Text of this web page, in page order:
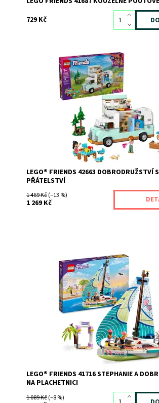
729 Kč
Vydejte se za dobrodružstvím s
užije si spoustu zábavy.
Dostupnost:
Momentálně nedostupné
12189
LEGO
LEGO® FRIENDS 42663 DOBRODRUŽSTVÍ
PŘÁTELSTVÍ
1 469 Kč(–13 %)
1 269 Kč
Rozšiřte dětem horizonty s tímto pečlivě
propracovaným modelem lodi
Dostupnost:
Skladem3
11220
LEGO
LEGO® FRIENDS 41716 STEPHANIE A
NA PLACHETNICI
1 089 Kč(–8 %)